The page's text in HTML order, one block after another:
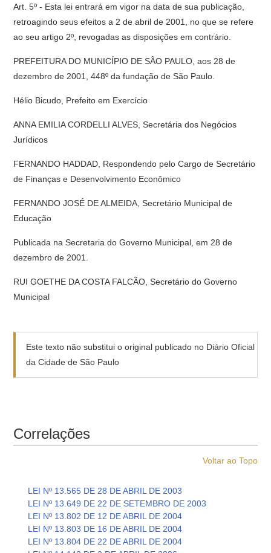
Art. 5º - Esta lei entrará em vigor na data de sua publicação,
retroagindo seus efeitos a 2 de abril de 2001, no que se refere
ao seu artigo 2º, revogadas as disposições em contrário.
PREFEITURA DO MUNICÍPIO DE SÃO PAULO, aos 28 de
dezembro de 2001, 448º da fundação de São Paulo.
Hélio Bicudo, Prefeito em Exercício
ANNA EMILIA CORDELLI ALVES, Secretária dos Negócios
Jurídicos
FERNANDO HADDAD, Respondendo pelo Cargo de Secretário
de Finanças e Desenvolvimento Econômico
FERNANDO JOSÉ DE ALMEIDA, Secretário Municipal de
Educação
Publicada na Secretaria do Governo Municipal, em 28 de
dezembro de 2001.
RUI GOETHE DA COSTA FALCÃO, Secretário do Governo
Municipal
Este texto não substitui o original publicado no Diário Oficial
da Cidade de São Paulo
Correlações
Voltar ao Topo
LEI Nº 13.565 DE 28 DE ABRIL DE 2003
LEI Nº 13.649 DE 22 DE SETEMBRO DE 2003
LEI Nº 13.802 DE 12 DE ABRIL DE 2004
LEI Nº 13.803 DE 16 DE ABRIL DE 2004
LEI Nº 13.804 DE 22 DE ABRIL DE 2004